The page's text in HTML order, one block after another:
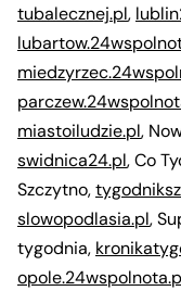
tubalecznej.pl,
miastoiludzie.pl,
swidnica24.pl, Co
Szczytno,
slowopodlasia.pl,
tygodnia,